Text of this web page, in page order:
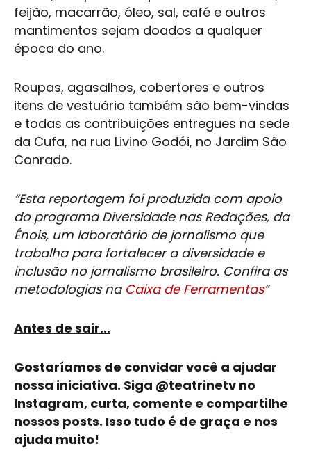
feijão, macarrão, óleo, sal, café e outros
mantimentos sejam doados a qualquer
época do ano.
Roupas, agasalhos, cobertores e outros
itens de vestuário também são bem-vindas
e todas as contribuições entregues na sede
da Cufa, na rua Livino Godói, no Jardim São
Conrado.
“Esta reportagem foi produzida com apoio
do programa Diversidade nas Redações, da
Énois, um laboratório de jornalismo que
trabalha para fortalecer a diversidade e
inclusão no jornalismo brasileiro. Confira as
metodologias na Caixa de Ferramentas”
Antes de sair...
​Gostaríamos de convidar você a ajudar
nossa iniciativa. Siga @teatrinetv no
Instagram, curta, comente e compartilhe
nossos posts. Isso tudo é de graça e nos
ajuda muito!